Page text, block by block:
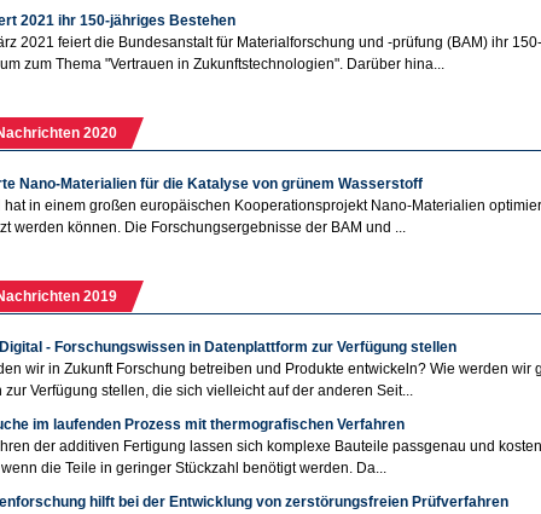
2021 ihr 150-jähriges Bestehen
2021 feiert die Bundesanstalt für Materialforschung und -prüfung (BAM) ihr
zum Thema "Vertrauen in Zukunftstechnologien". Darüber hina...
2020
Nano-Materialien für die Katalyse von grünem Wasserstoff
hat in einem großen europäischen Kooperationsprojekt Nano-Materialien
werden können. Die Forschungsergebnisse der BAM und ...
2019
- Forschungswissen in Datenplattform zur Verfügung stellen
wir in Zukunft Forschung betreiben und Produkte entwickeln? Wie werden
zur Verfügung stellen, die sich vielleicht auf der anderen Seit...
im laufenden Prozess mit thermografischen Verfahren
der additiven Fertigung lassen sich komplexe Bauteile passgenau und
die Teile in geringer Stückzahl benötigt werden. Da...
hilft bei der Entwicklung von zerstörungsfreien Prüfverfahren